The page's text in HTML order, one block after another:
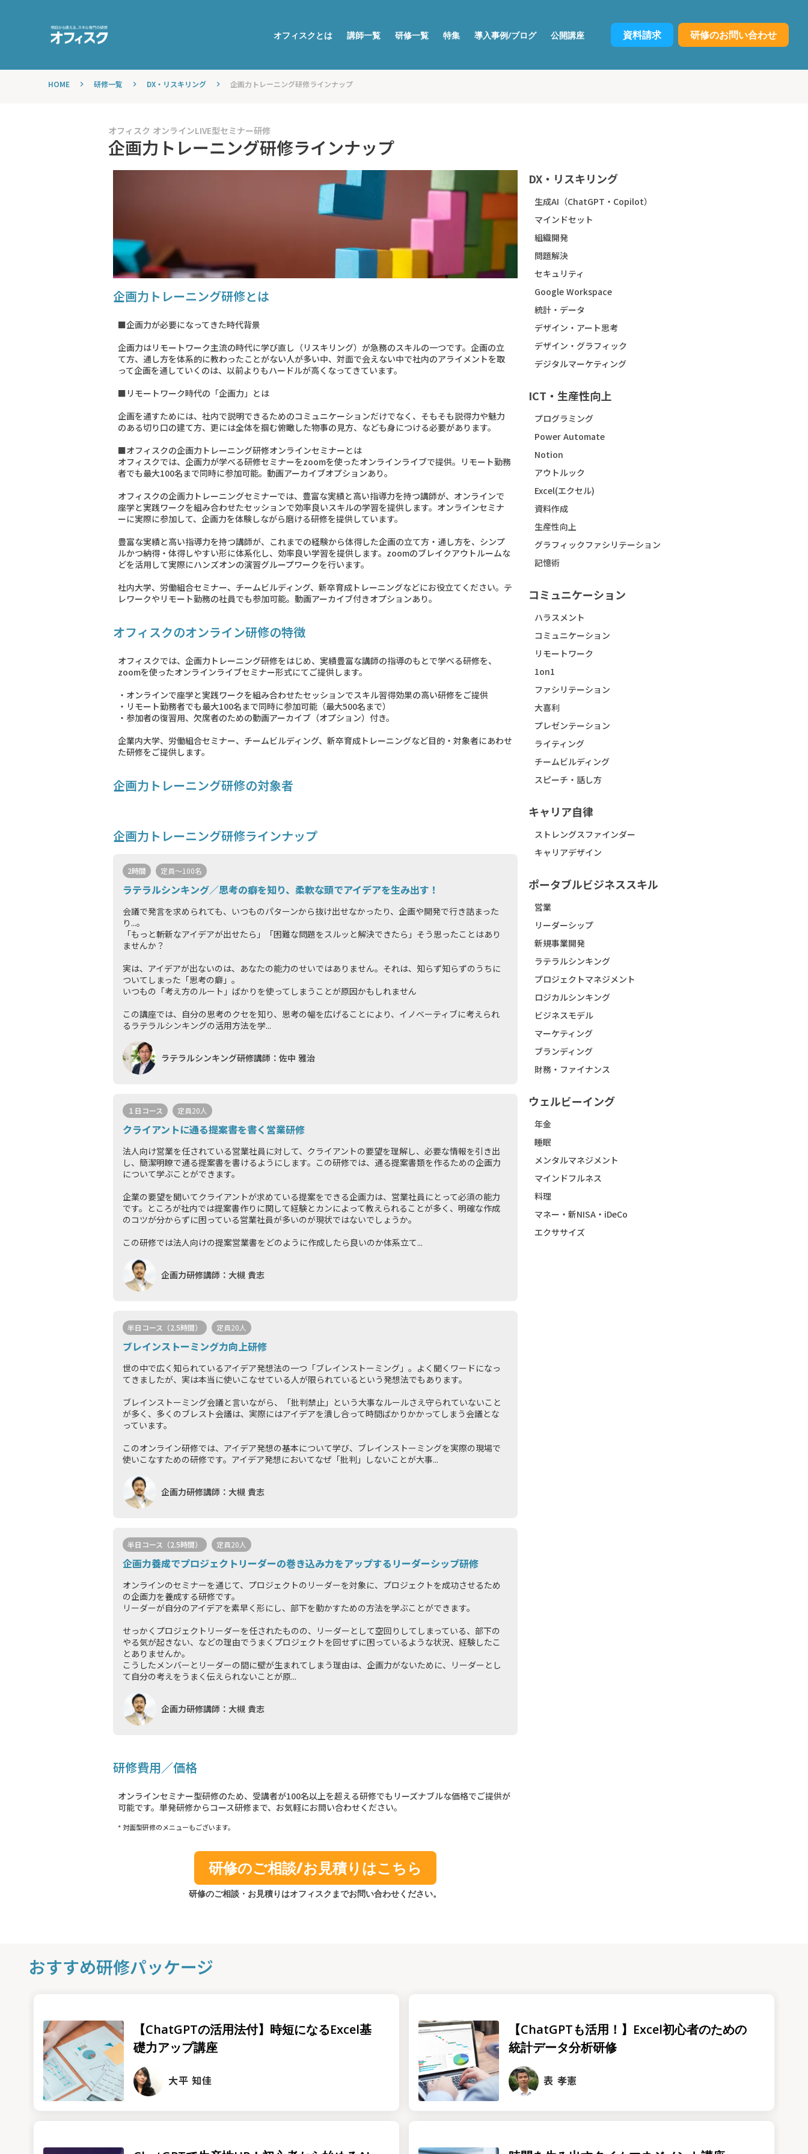
HOME keyboard_arrow_right 研修一覧 keyboard_arrow_right DX・リスキリング keyboard_arrow_right 企画力トレーニング研修ラインナップ
オフィスク オンラインLIVE型セミナー研修
企画力トレーニング研修ラインナップ
企画力トレーニング研修とは
■企画力が必要になってきた時代背景
企画力はリモートワーク主流の時代に学び直し（リスキリング）が急務のスキルの一つです。企画の立
て方、通し方を体系的に教わったことがない人が多い中、対面で会えない中で社内のアライメントを取
って企画を通していくのは、以前よりもハードルが高くなってきています。
■リモートワーク時代の「企画力」とは
企画を通すためには、社内で説明できるためのコミュニケーションだけでなく、そもそも説得力や魅力
のある切り口の建て方、更には全体を掴む俯瞰した物事の見方、なども身につける必要があります。
■オフィスクの企画力トレーニング研修オンラインセミナーとは
オフィスクでは、企画力が学べる研修セミナーをzoomを使ったオンラインライブで提供。リモート勤務
者でも最大100名まで同時に参加可能。動画アーカイブオプションあり。
オフィスクの企画力トレーニングセミナーでは、豊富な実績と高い指導力を持つ講師が、オンラインで
座学と実践ワークを組み合わせたセッションで効率良いスキルの学習を提供します。オンラインセミナ
ーに実際に参加して、企画力を体験しながら磨ける研修を提供しています。
豊富な実績と高い指導力を持つ講師が、これまでの経験から体得した企画の立て方・通し方を、シンプ
ルかつ納得・体得しやすい形に体系化し、効率良い学習を提供します。zoomのブレイクアウトルームな
どを活用して実際にハンズオンの演習グループワークを行います。
社内大学、労働組合セミナー、チームビルディング、新卒育成トレーニングなどにお役立てください。テ
レワークやリモート勤務の社員でも参加可能。動画アーカイブ付きオプションあり。
オフィスクのオンライン研修の特徴
オフィスクでは、企画力トレーニング研修をはじめ、実績豊富な講師の指導のもとで学べる研修を、
zoomを使ったオンラインライブセミナー形式にてご提供します。
・オンラインで座学と実践ワークを組み合わせたセッションでスキル習得効果の高い研修をご提供
・リモート勤務者でも最大100名まで同時に参加可能（最大500名まで）
・参加者の復習用、欠席者のための動画アーカイブ（オプション）付き。
企業内大学、労働組合セミナー、チームビルディング、新卒育成トレーニングなど目的・対象者にあわせ
た研修をご提供します。
企画力トレーニング研修の対象者
企画力トレーニング研修ラインナップ
2時間 定員～100名
ラテラルシンキング／思考の癖を知り、柔軟な頭でアイデアを生み出す！
会議で発言を求められても、いつものパターンから抜け出せなかったり、企画や開発で行き詰まった
り...。
「もっと斬新なアイデアが出せたら」「困難な問題をスルッと解決できたら」そう思ったことはあり
ませんか？
実は、アイデアが出ないのは、あなたの能力のせいではありません。それは、知らず知らずのうちに
ついてしまった「思考の癖」。
いつもの「考え方のルート」ばかりを使ってしまうことが原因かもしれません
この講座では、自分の思考のクセを知り、思考の幅を広げることにより、イノベーティブに考えられ
るラテラルシンキングの活用方法を学...
ラテラルシンキング研修講師：佐中 雅治
１日コース 定員20人
クライアントに通る提案書を書く営業研修
法人向け営業を任されている営業社員に対して、クライアントの要望を理解し、必要な情報を引き出
し、簡潔明瞭で通る提案書を書けるようにします。この研修では、通る提案書類を作るための企画力
について学ぶことができます。
企業の要望を聞いてクライアントが求めている提案をできる企画力は、営業社員にとって必須の能力
です。ところが社内では提案書作りに関して経験とカンによって教えられることが多く、明確な作成
のコツが分からずに困っている営業社員が多いのが現状ではないでしょうか。
この研修では法人向けの提案営業書をどのように作成したら良いのか体系立て...
企画力研修講師：大槻 貴志
半日コース（2.5時間） 定員20人
ブレインストーミング力向上研修
世の中で広く知られているアイデア発想法の一つ「ブレインストーミング」。よく聞くワードになっ
てきましたが、実は本当に使いこなせている人が限られているという発想法でもあります。
ブレインストーミング会議と言いながら、「批判禁止」という大事なルールさえ守られていないこと
が多く、多くのブレスト会議は、実際にはアイデアを潰し合って時間ばかりかかってしまう会議とな
っています。
このオンライン研修では、アイデア発想の基本について学び、ブレインストーミングを実際の現場で
使いこなすための研修です。アイデア発想においてなぜ「批判」しないことが大事...
企画力研修講師：大槻 貴志
半日コース（2.5時間） 定員20人
企画力養成でプロジェクトリーダーの巻き込み力をアップするリーダーシップ研修
オンラインのセミナーを通じて、プロジェクトのリーダーを対象に、プロジェクトを成功させるため
の企画力を養成する研修です。
リーダーが自分のアイデアを素早く形にし、部下を動かすための方法を学ぶことができます。
せっかくプロジェクトリーダーを任されたものの、リーダーとして空回りしてしまっている、部下の
やる気が起きない、などの理由でうまくプロジェクトを回せずに困っているような状況、経験したこ
とありませんか。
こうしたメンバーとリーダーの間に壁が生まれてしまう理由は、企画力がないために、リーダーとし
て自分の考えをうまく伝えられないことが原...
企画力研修講師：大槻 貴志
研修費用／価格
オンラインセミナー型研修のため、受講者が100名以上を超える研修でもリーズナブルな価格でご提供が
可能です。単発研修からコース研修まで、お気軽にお問い合わせください。
* 対面型研修のメニューもございます。
研修のご相談/お見積りはこちら
研修のご相談・お見積りはオフィスクまでお問い合わせください。
DX・リスキリング
生成AI（ChatGPT・Copilot）
マインドセット
組織開発
問題解決
セキュリティ
Google Workspace
統計・データ
デザイン・アート思考
デザイン・グラフィック
デジタルマーケティング
ICT・生産性向上
プログラミング
Power Automate
Notion
アウトルック
Excel(エクセル)
資料作成
生産性向上
グラフィックファシリテーション
記憶術
コミュニケーション
ハラスメント
コミュニケーション
リモートワーク
1on1
ファシリテーション
大喜利
プレゼンテーション
ライティング
チームビルディング
スピーチ・話し方
キャリア自律
ストレングスファインダー
キャリアデザイン
ポータブルビジネススキル
営業
リーダーシップ
新規事業開発
ラテラルシンキング
プロジェクトマネジメント
ロジカルシンキング
ビジネスモデル
マーケティング
ブランディング
財務・ファイナンス
ウェルビーイング
年金
睡眠
メンタルマネジメント
マインドフルネス
料理
マネー・新NISA・iDeCo
エクササイズ
おすすめ研修パッケージ
【ChatGPTの活用法付】時短になるExcel基
礎力アップ講座
大平 知佳
【ChatGPTも活用！】Excel初心者のための
統計データ分析研修
表 孝憲
オフィスクとは 講師一覧 研修一覧 特集 導入事例/ブログ 公開講座 資料請求 研修のお問い合わせ